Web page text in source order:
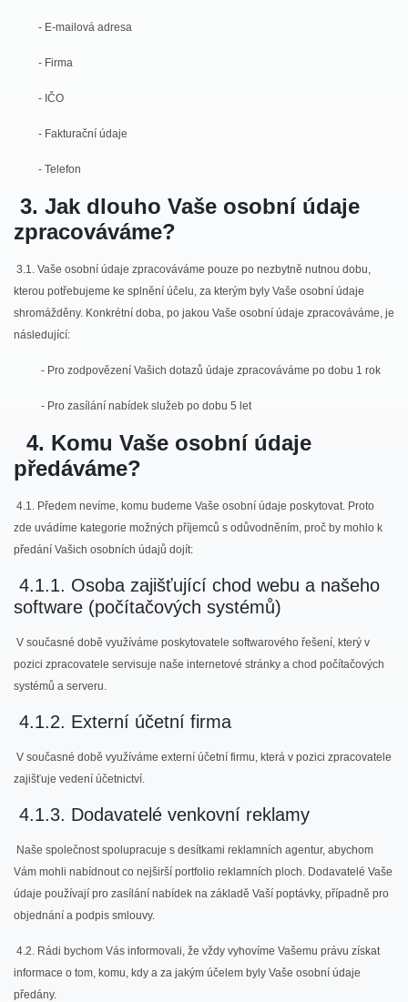
- E-mailová adresa
- Firma
- IČO
- Fakturační údaje
- Telefon
3. Jak dlouho Vaše osobní údaje
zpracováváme?
3.1. Vaše osobní údaje zpracováváme pouze po nezbytně nutnou dobu,
kterou potřebujeme ke splnění účelu, za kterým byly Vaše osobní údaje
shromážděny. Konkrétní doba, po jakou Vaše osobní údaje zpracováváme, je
následující:
- Pro zodpovězení Vašich dotazů údaje zpracováváme po dobu 1 rok
- Pro zasílání nabídek služeb po dobu 5 let
4. Komu Vaše osobní údaje
předáváme?
4.1. Předem nevíme, komu budeme Vaše osobní údaje poskytovat. Proto
zde uvádíme kategorie možných příjemců s odůvodněním, proč by mohlo k
předání Vašich osobních údajů dojít:
4.1.1. Osoba zajišťující chod webu a našeho
software (počítačových systémů)
V současné době využíváme poskytovatele softwarového řešení, který v
pozici zpracovatele servisuje naše internetové stránky a chod počítačových
systémů a serveru.
4.1.2. Externí účetní firma
V současné době využíváme externí účetní firmu, která v pozici zpracovatele
zajišťuje vedení účetnictví.
4.1.3. Dodavatelé venkovní reklamy
Naše společnost spolupracuje s desítkami reklamních agentur, abychom
Vám mohli nabídnout co nejširší portfolio reklamních ploch. Dodavatelé Vaše
údaje používají pro zasílání nabídek na základě Vaší poptávky, případně pro
objednání a podpis smlouvy.
4.2. Rádi bychom Vás informovali, že vždy vyhovíme Vašemu právu získat
informace o tom, komu, kdy a za jakým účelem byly Vaše osobní údaje
předány.